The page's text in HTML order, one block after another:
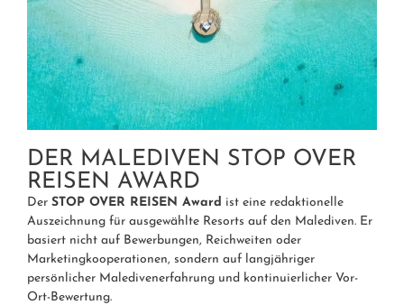
DER MALEDIVEN STOP OVER
REISEN AWARD
Der STOP OVER REISEN Award ist eine redaktionelle
Auszeichnung für ausgewählte Resorts auf den Malediven. Er
basiert nicht auf Bewerbungen, Reichweiten oder
Marketingkooperationen, sondern auf langjähriger
persönlicher Maledivenerfahrung und kontinuierlicher Vor-
Ort-Bewertung.